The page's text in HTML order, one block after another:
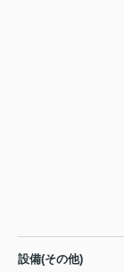
設備(その他)